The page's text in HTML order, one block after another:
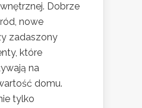
Dobrze
nowe
zadaszony
które
na
domu.
tylko